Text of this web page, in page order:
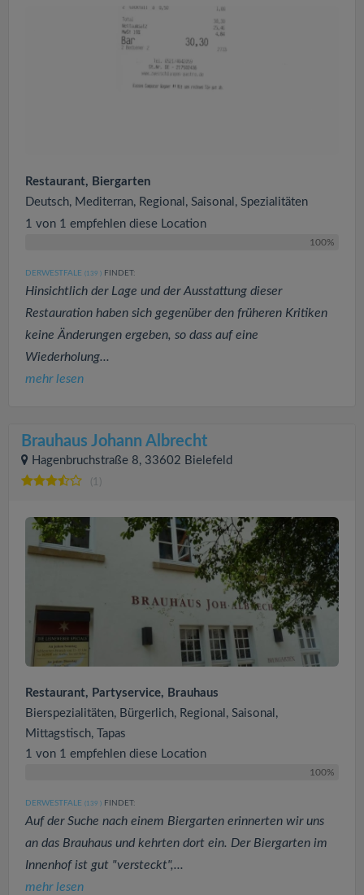
Restaurant, Biergarten
Deutsch, Mediterran, Regional, Saisonal, Spezialitäten
1 von 1 empfehlen diese Location
100%
DERWESTFALE (139 ) FINDET:
Hinsichtlich der Lage und der Ausstattung dieser
Restauration haben sich gegenüber den früheren Kritiken
keine Änderungen ergeben, so dass auf eine
Wiederholung...
mehr lesen
Brauhaus Johann Albrecht
Hagenbruchstraße 8, 33602 Bielefeld
(1)
Restaurant, Partyservice, Brauhaus
Bierspezialitäten, Bürgerlich, Regional, Saisonal,
Mittagstisch, Tapas
1 von 1 empfehlen diese Location
100%
DERWESTFALE (139 ) FINDET:
Auf der Suche nach einem Biergarten erinnerten wir uns
an das Brauhaus und kehrten dort ein. Der Biergarten im
Innenhof ist gut "versteckt",...
mehr lesen